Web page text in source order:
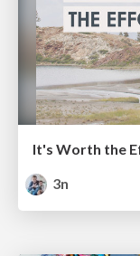
It's Worth the
3n